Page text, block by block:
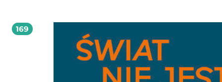
169